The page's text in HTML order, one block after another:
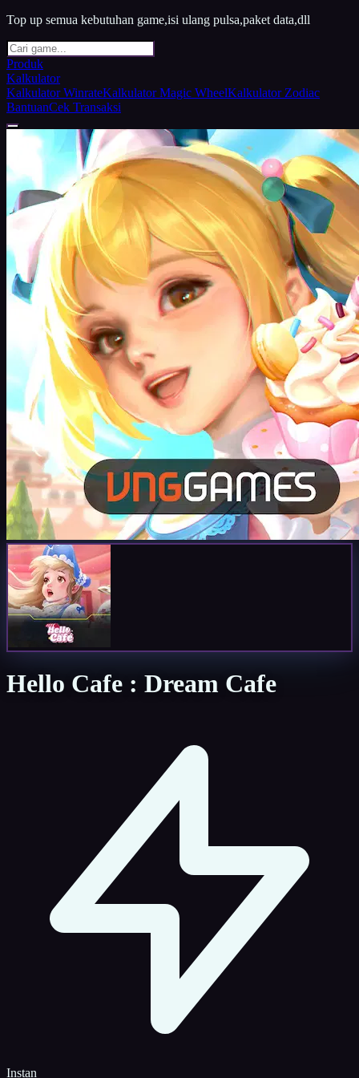
Top up semua kebutuhan game,isi ulang pulsa,paket data,dll
Produk
Kalkulator
Kalkulator WinrateKalkulator Magic WheelKalkulator Zodiac
BantuanCek Transaksi
Hello Cafe : Dream Cafe
Instan